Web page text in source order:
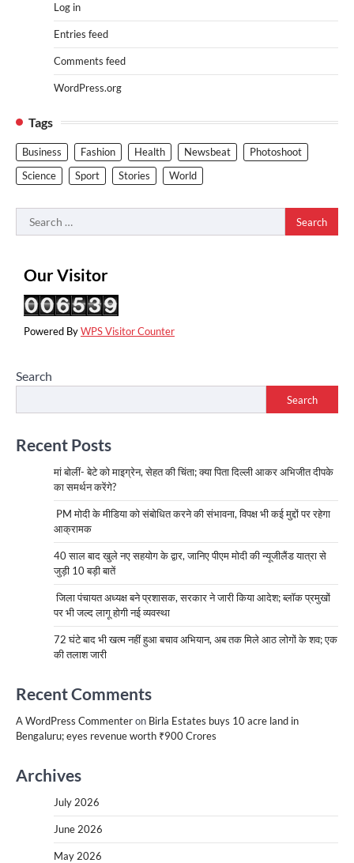
Log in
Entries feed
Comments feed
WordPress.org
Tags
Business Fashion Health Newsbeat
Photoshoot
Science
Sport Stories World
Search
for:
Our Visitor
Powered ByWPS Visitor Counter
Search
Search
Recent Posts
मां बोलीं- बेटे को माइग्रेन, सेहत की चिंता; क्या पिता दिल्ली आकर अभिजीत दीपके
का समर्थन करेंगे?
PM मोदी के मीडिया को संबोधित करने की संभावना, विपक्ष भी कई मुद्दों पर रहेगा
आक्रामक
40 साल बाद खुले नए सहयोग के द्वार, जानिए पीएम मोदी की न्यूजीलैंड यात्रा से
जुड़ी 10 बड़ी बातें
जिला पंचायत अध्यक्ष बने प्रशासक, सरकार ने जारी किया आदेश; ब्लॉक प्रमुखों
पर भी जल्द लागू होगी नई व्यवस्था
72 घंटे बाद भी खत्म नहीं हुआ बचाव अभियान, अब तक मिले आठ लोगों के शव; एक
की तलाश जारी
Recent Comments
A WordPress Commenteron Birla Estates buys 10 acre land in
Bengaluru; eyes revenue worth ₹900 Crores
Archives
July 2026
June 2026
May 2026